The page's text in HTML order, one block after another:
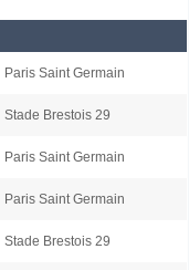
Paris Saint Germain
Stade Brestois 29
Paris Saint Germain
Paris Saint Germain
Stade Brestois 29